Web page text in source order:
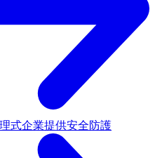
式企業提供安全防護